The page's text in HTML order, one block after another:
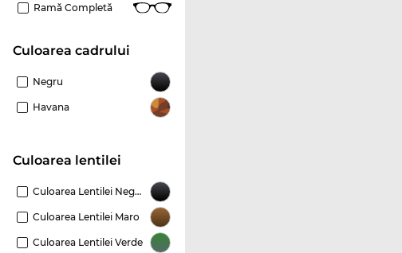
Ramă Completă
Culoarea cadrului
Negru
Havana
Culoarea lentilei
Culoarea Lentilei Negru
Culoarea Lentilei Maro
Culoarea Lentilei Verde